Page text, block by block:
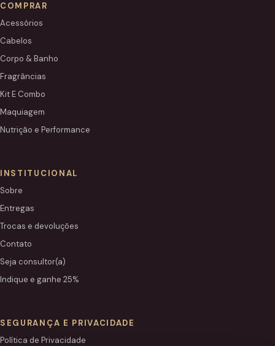
COMPRAR
Acessórios
Cabelos
Corpo & Banho
Fragrâncias
Kit E Combo
Maquiagem
Nutrição e Performance
INSTITUCIONAL
Sobre
Entregas
Trocas e devoluções
Contato
Seja consultor(a)
Indique e ganhe 25%
SEGURANÇA E PRIVACIDADE
Política de Privacidade